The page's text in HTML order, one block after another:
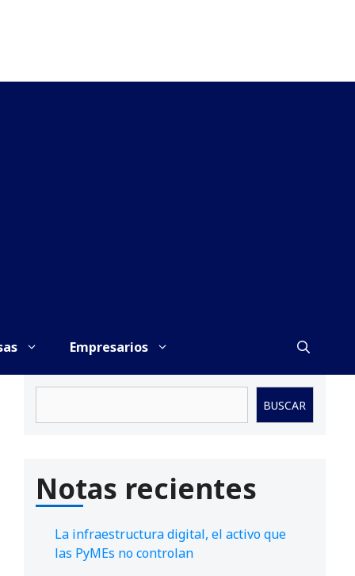
Empresarios
BUSCAR
Notas recientes
La infraestructura digital, el activo que
las PyMEs no controlan